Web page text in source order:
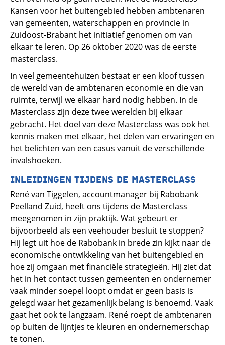
Kansen voor het buitengebied hebben ambtenaren
van gemeenten, waterschappen en provincie in
Zuidoost-Brabant het initiatief genomen om van
elkaar te leren. Op 26 oktober 2020 was de eerste
masterclass.
In veel gemeentehuizen bestaat er een kloof tussen
de wereld van de ambtenaren economie en die van
ruimte, terwijl we elkaar hard nodig hebben. In de
Masterclass zijn deze twee werelden bij elkaar
gebracht. Het doel van deze Masterclass was ook het
kennis maken met elkaar, het delen van ervaringen en
het belichten van een casus vanuit de verschillende
invalshoeken.
INLEIDINGEN TIJDENS DE MASTERCLASS
René van Tiggelen, accountmanager bij Rabobank
Peelland Zuid, heeft ons tijdens de Masterclass
meegenomen in zijn praktijk. Wat gebeurt er
bijvoorbeeld als een veehouder besluit te stoppen?
Hij legt uit hoe de Rabobank in brede zin kijkt naar de
economische ontwikkeling van het buitengebied en
hoe zij omgaan met financiële strategieën. Hij ziet dat
het in het contact tussen gemeenten en ondernemer
vaak minder soepel loopt omdat er geen basis is
gelegd waar het gezamenlijk belang is benoemd. Vaak
gaat het ook te langzaam. René roept de ambtenaren
op buiten de lijntjes te kleuren en ondernemerschap
te tonen.